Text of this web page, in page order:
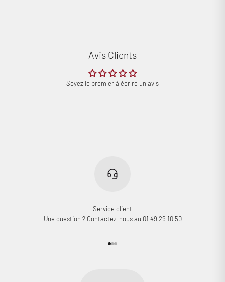
Avis Clients
Soyez le premier à écrire un avis
Service client
Une question ? Contactez-nous au 01 49 29 10 50
Aller à l'élément 1
Aller à l'élément 2
Aller à l'élément 3